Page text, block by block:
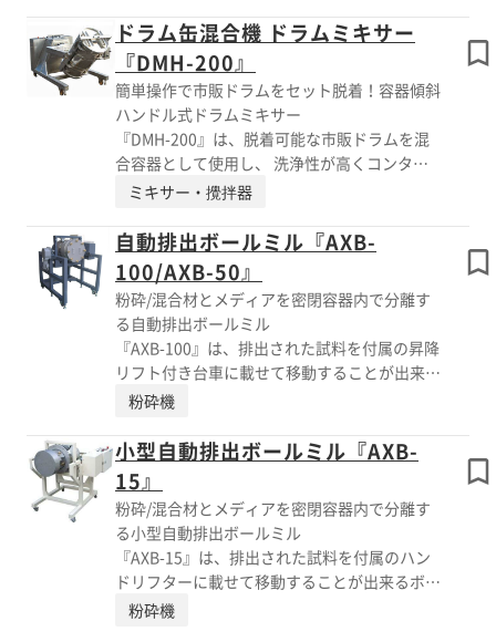
くはカタログをご覧頂くか、お気軽にお問い合
わせ下さい。
レス密閉容器を使用。 取り扱いの簡便さに加
えて、洗浄性も高く、衛生面でも優れていま
す。 【特長】 [TMC-36/TMC-20] ■コンパクト
＆スリム ■キャスター付で移動も簡単 ■小ス
ペースで効率のよい粉体・粉末混合が可能 詳
しくはカタログをご覧頂くか、お気軽にお問い
合わせ下さい。
ドラム缶混合機 ドラムミキサー
『DMH-200』
簡単操作で市販ドラムをセット脱着！容器傾斜
ハンドル式ドラムミキサー
『DMH-200』は、脱着可能な市販ドラムを混
合容器として使用し、 洗浄性が高くコンタミ
の心配がない容器傾斜ハンドル式ミキサーで
がありません。 蓋付の密閉タンク内で混合す
るため、周囲への粉体原料の発塵がありませ
ん。 150/300/400L 仕様も製作可能です。 【特
長】 ■簡単操作で市販ドラムをセット脱着 ■
原料をこわさずソフトに完全混合 ■密閉容器
内で処理、発塵なし ■容器傾斜自動のDM型も
ご用意 詳しくはカタログをご覧頂くか、お気
軽にお問い合わせ下さい。
ミキサー・攪拌器
自動排出ボールミル『AXB-
100/AXB-50』
粉砕/混合材とメディアを密閉容器内で分離す
る自動排出ボールミル
『AXB-100』は、排出された試料を付属の昇降
リフト付き台車に載せて移動することが出来る
ボールミルです。 受け容器とポットの間にメ
け容器へ回収します。 その他、容量50Lの
『AXB-50』もご用意しています。 【特長】 ■
試料は受容器に排出しそのまま運べる ■ボー
ルと試料をメッシュで分離 ■粉塵対策 ■湿
式・ペースト仕様も対応可能 詳しくはカタロ
グをご覧頂くか、お気軽にお問い合わせ下さ
い。
粉砕機
小型自動排出ボールミル『AXB-
15』
粉砕/混合材とメディアを密閉容器内で分離す
る小型自動排出ボールミル
『AXB-15』は、排出された試料を付属のハン
ドリフターに載せて移動することが出来るボー
ルミルです。 原料替え毎のポット積み下ろし
粉砕機